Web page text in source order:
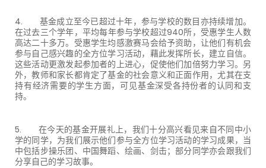
4. 基金成立至今已超过十年，参与学校的数目亦持续增加。
在过去三个学年，平均每年参与学校超过940所，受惠学生人数
高达二十多万。受惠学生均感激赛马会给予资助，让他们有机会
参与自己感兴趣的全方位学习活动，藉此发挥所长，建立自信。
这些活动更激发起参加者的上进心，促使他们加倍努力学习。另
外，教师和家长都肯定了基金的社会意义和正面作用，尤其在支
持有经济需要的学生方面，可见基金深受各持份者的认同和支
持。
5. 在今天的基金开展礼上，我们十分高兴看见来自不同中小
学的同学，为我们展示他们参与全方位学习活动的学习成果，当
中包括步操乐团、中国舞蹈、绘画、剑击；部分同学亦会跟我们
分享自己的学习故事。